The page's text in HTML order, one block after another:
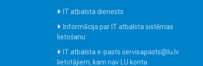
IT atbalsta dienests
Informācija par IT atbalsta sistēmas
lietošanu
IT atbalsta e-pasts servisapasts@lu.lv
lietotājiem, kam nav LU konta